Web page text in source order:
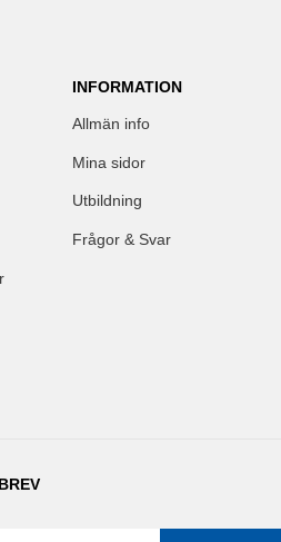
INFORMATION
Allmän info
Mina sidor
Utbildning
Frågor & Svar